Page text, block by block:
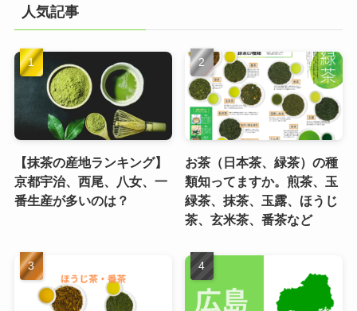
人気記事
【抹茶の産地ランキング】
京都宇治、西尾、八女、一
番生産が多いのは？
お茶（日本茶、緑茶）の種
類知ってますか。煎茶、玉
緑茶、抹茶、玉露、ほうじ
茶、玄米茶、番茶など